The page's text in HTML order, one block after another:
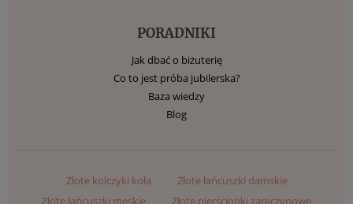
PORADNIKI
Jak dbać o biżuterię
Co to jest próba jubilerska?
Baza wiedzy
Blog
Złote kolczyki koła
Złote łańcuszki damskie
Złote łańcuszki męskie
Złote pierścionki zaręczynowe